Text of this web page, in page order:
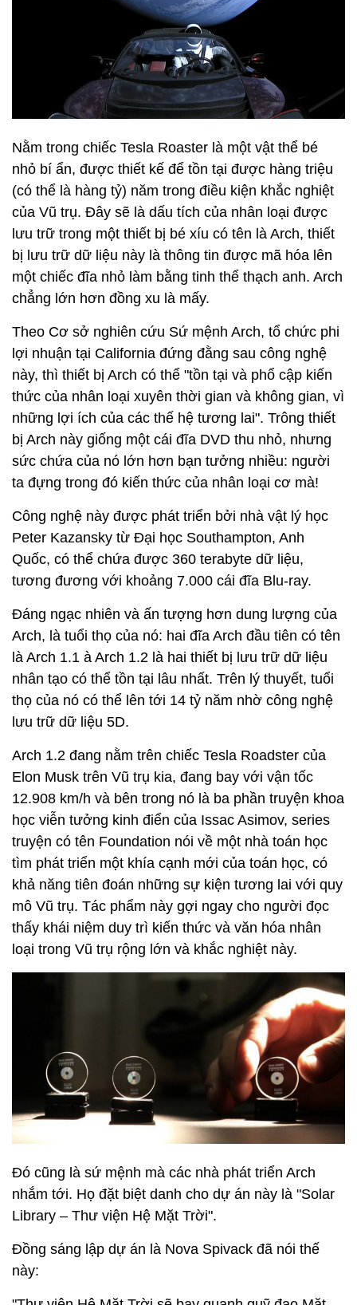
Nằm trong chiếc Tesla Roaster là một vật thể bé
nhỏ bí ẩn, được thiết kế để tồn tại được hàng triệu
(có thể là hàng tỷ) năm trong điều kiện khắc nghiệt
của Vũ trụ. Đây sẽ là dấu tích của nhân loại được
lưu trữ trong một thiết bị bé xíu có tên là Arch, thiết
bị lưu trữ dữ liệu này là thông tin được mã hóa lên
một chiếc đĩa nhỏ làm bằng tinh thể thạch anh. Arch
chẳng lớn hơn đồng xu là mấy.
Theo Cơ sở nghiên cứu Sứ mệnh Arch, tổ chức phi
lợi nhuận tại California đứng đằng sau công nghệ
này, thì thiết bị Arch có thể "tồn tại và phổ cập kiến
thức của nhân loại xuyên thời gian và không gian, vì
những lợi ích của các thế hệ tương lai". Trông thiết
bị Arch này giống một cái đĩa DVD thu nhỏ, nhưng
sức chứa của nó lớn hơn bạn tưởng nhiều: người
ta đựng trong đó kiến thức của nhân loại cơ mà!
Công nghệ này được phát triển bởi nhà vật lý học
Peter Kazansky từ Đại học Southampton, Anh
Quốc, có thể chứa được 360 terabyte dữ liệu,
tương đương với khoảng 7.000 cái đĩa Blu-ray.
Đáng ngạc nhiên và ấn tượng hơn dung lượng của
Arch, là tuổi thọ của nó: hai đĩa Arch đầu tiên có tên
là Arch 1.1 à Arch 1.2 là hai thiết bị lưu trữ dữ liệu
nhân tạo có thể tồn tại lâu nhất. Trên lý thuyết, tuổi
thọ của nó có thể lên tới 14 tỷ năm nhờ công nghệ
lưu trữ dữ liệu 5D.
Arch 1.2 đang nằm trên chiếc Tesla Roadster của
Elon Musk trên Vũ trụ kia, đang bay với vận tốc
12.908 km/h và bên trong nó là ba phần truyện khoa
học viễn tưởng kinh điển của Issac Asimov, series
truyện có tên Foundation nói về một nhà toán học
tìm phát triển một khía cạnh mới của toán học, có
khả năng tiên đoán những sự kiện tương lai với quy
mô Vũ trụ. Tác phẩm này gợi ngay cho người đọc
thấy khái niệm duy trì kiến thức và văn hóa nhân
loại trong Vũ trụ rộng lớn và khắc nghiệt này.
Đó cũng là sứ mệnh mà các nhà phát triển Arch
nhắm tới. Họ đặt biệt danh cho dự án này là "Solar
Library – Thư viện Hệ Mặt Trời".
Đồng sáng lập dự án là Nova Spivack đã nói thế
này: